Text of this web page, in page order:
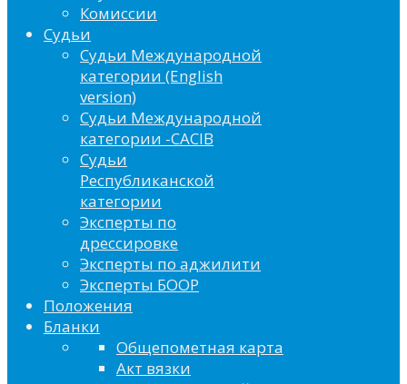
Комиссии
Судьи
Судьи Международной
категории (English
version)
Судьи Международной
категории -CACIB
Судьи
Республиканской
категории
Эксперты по
дрессировке
Эксперты по аджилити
Эксперты БООР
Положения
Бланки
Общепометная карта
Акт вязки